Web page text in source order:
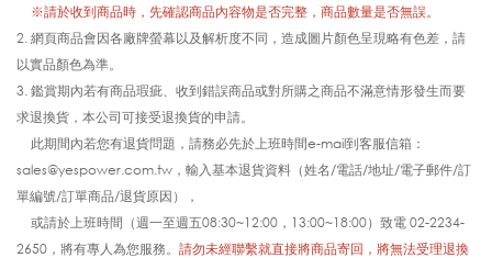
※請於收到商品時，先確認商品內容物是否完整，商品數量是否無誤。
2. 網頁商品會因各廠牌螢幕以及解析度不同，造成圖片顏色呈現略有色差，請
以實品顏色為準。
3. 鑑賞期內若有商品瑕疵、收到錯誤商品或對所購之商品不滿意情形發生而要
求退換貨，本公司可接受退換貨的申請。
此期間內若您有退貨問題，請務必先於上班時間e-mail到客服信箱：
sales@yespower.com.tw， 輸入基本退貨資料（姓名/電話/地址/電子郵件/訂
單編號/訂單商品/退貨原因），
或請於上班時間 （週一至週五08:30~12:00，13:00~18:00） 致電 02-2234-
2650，將有專人為您服務。 請勿未經聯繫就直接將商品寄回，將無法受理退換